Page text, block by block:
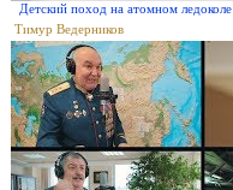
Детский поход на атомном
Тимур Ведерников